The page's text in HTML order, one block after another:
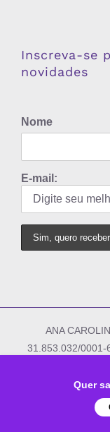
Quer
Inscreva-se
novidades
Nome
E-mail:
ANA
31.853.032/0001-
2026 Todos